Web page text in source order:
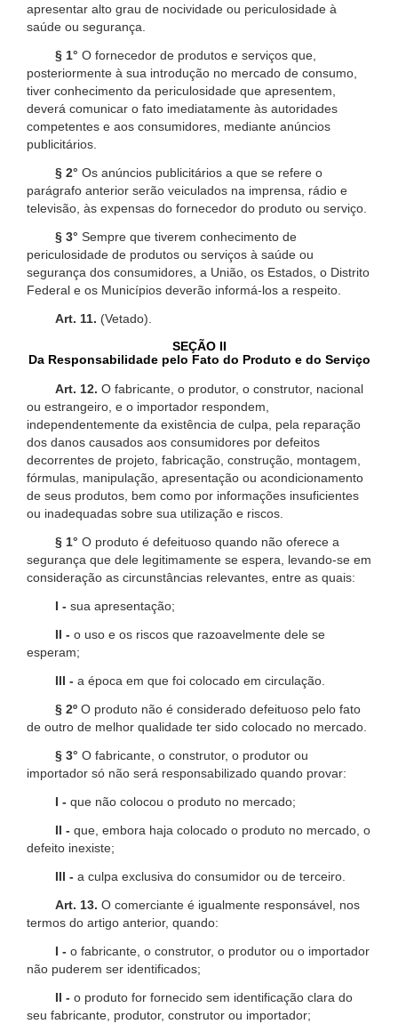
apresentar alto grau de nocividade ou periculosidade à
saúde ou segurança.
§ 1° O fornecedor de produtos e serviços que,
posteriormente à sua introdução no mercado de consumo,
tiver conhecimento da periculosidade que apresentem,
deverá comunicar o fato imediatamente às autoridades
competentes e aos consumidores, mediante anúncios
publicitários.
§ 2° Os anúncios publicitários a que se refere o
parágrafo anterior serão veiculados na imprensa, rádio e
televisão, às expensas do fornecedor do produto ou serviço.
§ 3° Sempre que tiverem conhecimento de
periculosidade de produtos ou serviços à saúde ou
segurança dos consumidores, a União, os Estados, o Distrito
Federal e os Municípios deverão informá-los a respeito.
Art. 11. (Vetado).
SEÇÃO II
Da Responsabilidade pelo Fato do Produto e do Serviço
Art. 12. O fabricante, o produtor, o construtor, nacional
ou estrangeiro, e o importador respondem,
independentemente da existência de culpa, pela reparação
dos danos causados aos consumidores por defeitos
decorrentes de projeto, fabricação, construção, montagem,
fórmulas, manipulação, apresentação ou acondicionamento
de seus produtos, bem como por informações insuficientes
ou inadequadas sobre sua utilização e riscos.
§ 1° O produto é defeituoso quando não oferece a
segurança que dele legitimamente se espera, levando-se em
consideração as circunstâncias relevantes, entre as quais:
I - sua apresentação;
II - o uso e os riscos que razoavelmente dele se
esperam;
III - a época em que foi colocado em circulação.
§ 2º O produto não é considerado defeituoso pelo fato
de outro de melhor qualidade ter sido colocado no mercado.
§ 3° O fabricante, o construtor, o produtor ou
importador só não será responsabilizado quando provar:
I - que não colocou o produto no mercado;
II - que, embora haja colocado o produto no mercado, o
defeito inexiste;
III - a culpa exclusiva do consumidor ou de terceiro.
Art. 13. O comerciante é igualmente responsável, nos
termos do artigo anterior, quando:
I - o fabricante, o construtor, o produtor ou o importador
não puderem ser identificados;
II - o produto for fornecido sem identificação clara do
seu fabricante, produtor, construtor ou importador;